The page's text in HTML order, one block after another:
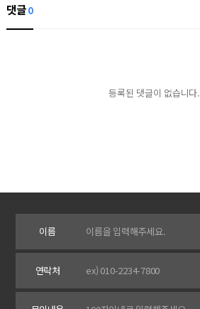
댓글0
등록된 댓글이 없습니다.
이름
연락처